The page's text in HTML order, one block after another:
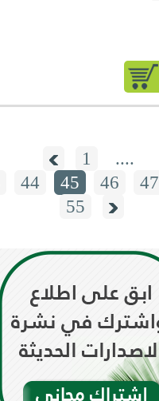
1
....
44 45 46 47
55